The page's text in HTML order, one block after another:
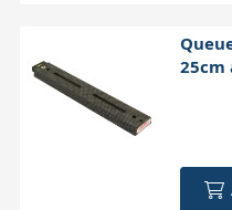
25cm